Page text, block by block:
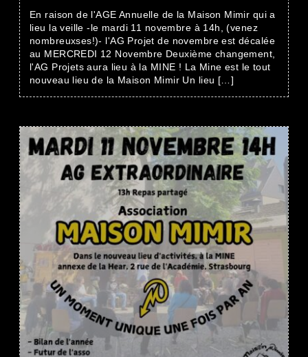
En raison de l'AGE Annuelle de la Maison Mimir qui a
lieu la veille -le mardi 11 novembre à 14h, (venez
nombreuxses!)- l'AG Projet de novembre est décalée
au MERCREDI 12 Novembre Deuxième changement,
l'AG Projets aura lieu à la MINE ! La Mine est le tout
nouveau lieu de la Maison Mimir Un lieu […]